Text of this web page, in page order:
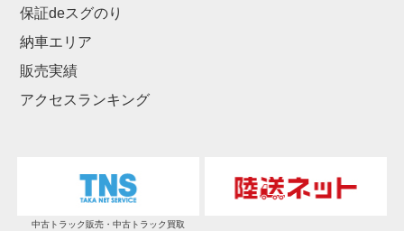
保証deスグのり
納車エリア
販売実績
アクセスランキング
中古トラック販売・中古トラック買取